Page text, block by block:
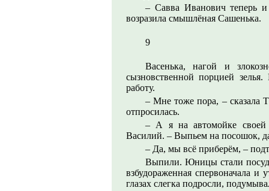
– Савва Иванович теперь
возразила смышлёная Сашенька.
9
Васенька, нагой и
сызновственной порцией
работу.
– Мне тоже пора, – сказала
отпросилась.
– А я на автомойке своей
Василий. – Выпьем на посошок,
– Да, мы всё приберём, –
Выпили. Юницы стали
взбудораженная спервоначала
глазах слегка подросли,